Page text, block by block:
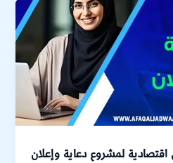
لمشروع دعاية وإعلان